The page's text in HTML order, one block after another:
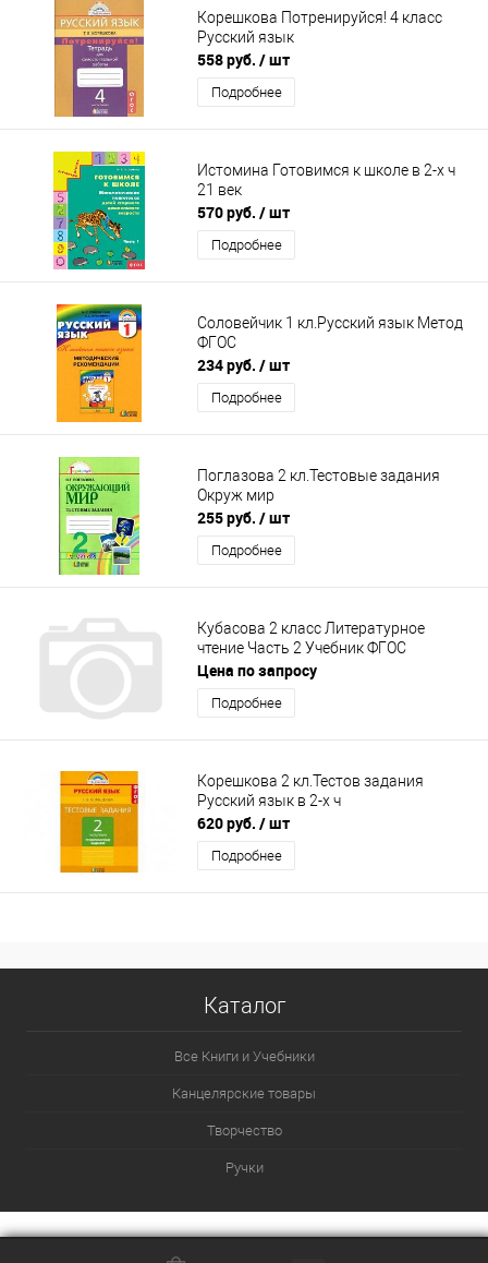
Корешкова Потренируйся! 4 класс
Русский язык
558 руб. / шт
Подробнее
Истомина Готовимся к школе в 2-х ч
21 век
570 руб. / шт
Подробнее
Соловейчик 1 кл.Русский язык Метод
ФГОС
234 руб. / шт
Подробнее
Поглазова 2 кл.Тестовые задания
Окруж мир
255 руб. / шт
Подробнее
Кубасова 2 класс Литературное
чтение Часть 2 Учебник ФГОС
Цена по запросу
Подробнее
Корешкова 2 кл.Тестов задания
Русский язык в 2-х ч
620 руб. / шт
Подробнее
Каталог
Все Книги и Учебники
Канцелярские товары
Творчество
Ручки